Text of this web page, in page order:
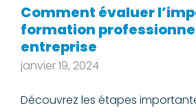
Comment évaluer
formation
entreprise
janvier 19, 2024
Découvrez les étapes